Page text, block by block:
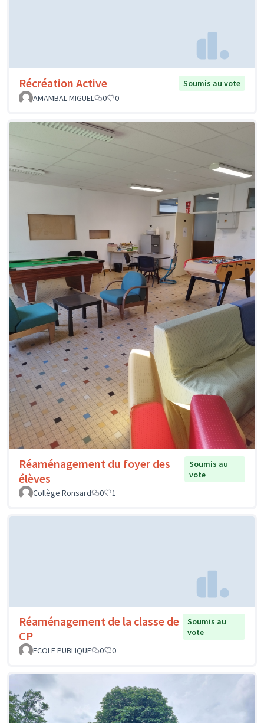
Récréation Active
Soumis au vote
AMAMBAL MIGUEL
0 0
Réaménagement du foyer des
élèves
Soumis au
vote
Collège Ronsard
0 1
Réaménagement de la classe de
CP
Soumis au
vote
ECOLE PUBLIQUE
0 0